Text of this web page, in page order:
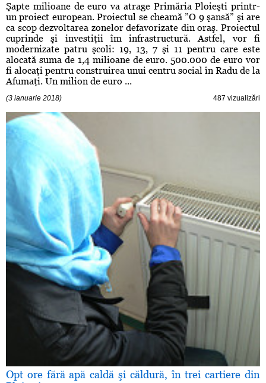
Şapte milioane de euro va atrage Primăria Ploieşti printr-
un proiect european. Proiectul se cheamă ”O 9 şansă” şi are
ca scop dezvoltarea zonelor defavorizate din oraş. Proiectul
cuprinde şi investiţii îm infrastructură. Astfel, vor fi
modernizate patru şcoli: 19, 13, 7 şi 11 pentru care este
alocată suma de 1,4 milioane de euro. 500.000 de euro vor
fi alocaţi pentru construirea unui centru social în Radu de la
Afumaţi. Un milion de euro ...
(3 ianuarie 2018) 487 vizualizări
Opt ore fără apă caldă şi căldură, în trei cartiere din